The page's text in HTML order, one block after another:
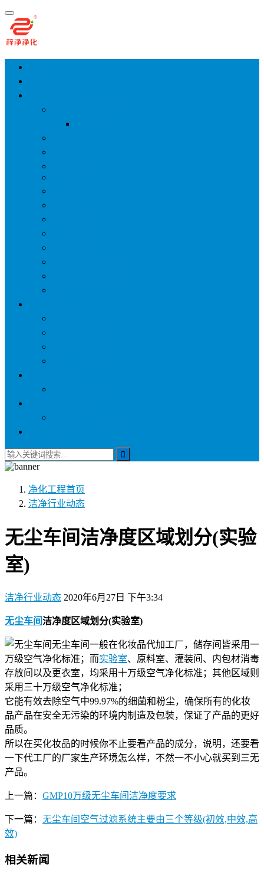
净化工程首页
洁净行业动态
无尘车间洁净度区域划分(实验
室)
洁净行业动态 2020年6月27日 下午3:34
无尘车间洁净度区域划分(实验室)
无尘车间一般在化妆品代加工厂，储存间皆采用一
万级空气净化标准；而实验室、原料室、灌装间、内包材消毒
存放间以及更衣室，均采用十万级空气净化标准；其他区域则
采用三十万级空气净化标准；
它能有效去除空气中99.97%的细菌和粉尘，确保所有的化妆
品产品在安全无污染的环境内制造及包装，保证了产品的更好
品质。
所以在买化妆品的时候你不止要看产品的成分，说明，还要看
一下代工厂的厂家生产环境怎么样，不然一不小心就买到三无
产品。
上一篇： GMP10万级无尘车间洁净度要求
下一篇： 无尘车间空气过滤系统主要由三个等级(初效,中效,高
效)
相关新闻